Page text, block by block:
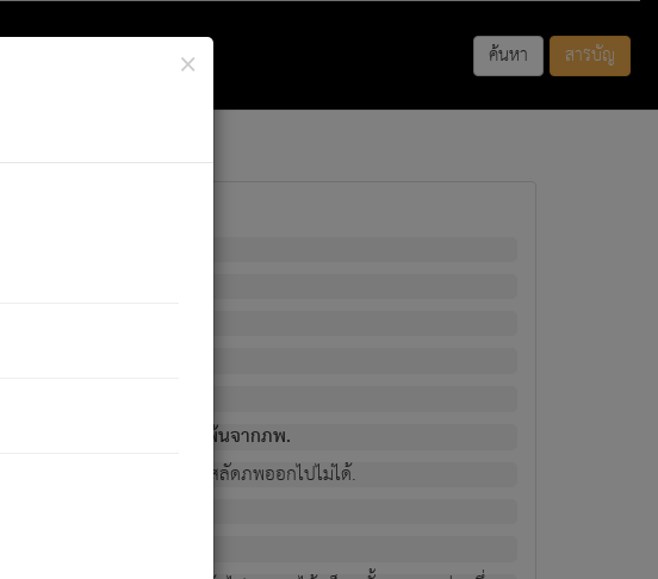
ค้นหา สารบัญ
×
วเป็นตน
น
ลินยิ่งนักในภพนั้น
หมณ์ทั้งปวงนั้น มิใช่ผู้หลดพ้นจากภพ.
หรือพราหมณ์ทั้งปวงนั้น ก็ยังสลัดภพออกไปไม่ได้.